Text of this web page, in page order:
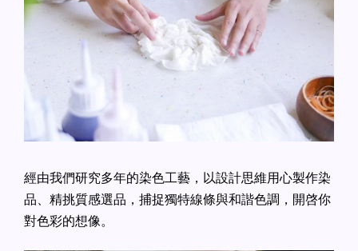
經由我們研究多年的染色工藝，以設計思維用心製作染
品、精挑質感選品，捕捉獨特線條與和諧色調，開啓你
對色彩的想像。